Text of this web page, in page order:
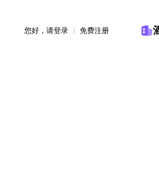
您好，请登录 免费注册